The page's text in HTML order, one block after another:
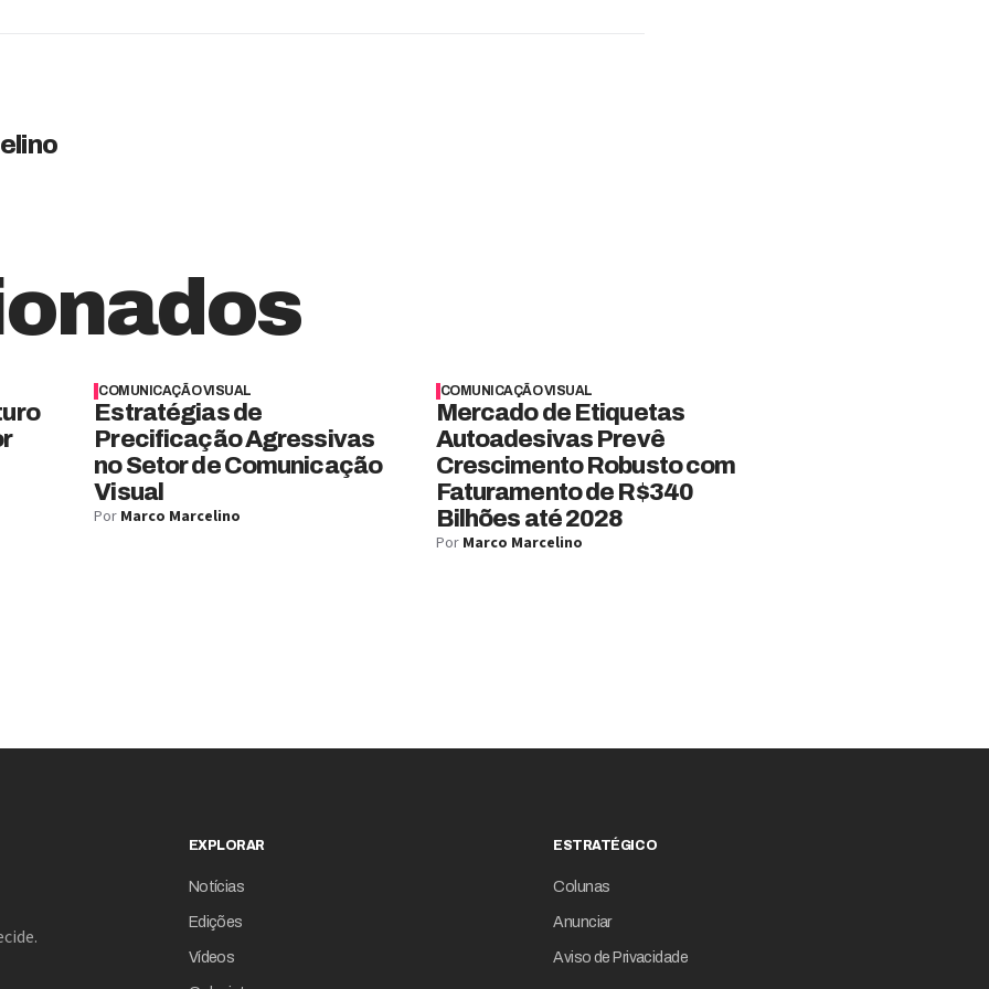
COMUNICAÇÃO VISUAL
Estratégias de
Precificação Agressivas
no Setor de Comunicação
Visual
Por Marco Marcelino
COMUNICAÇÃO VISUAL
Mercado de Etiquetas
Autoadesivas Prevê
Crescimento Robusto com
Faturamento de R$340
Bilhões até 2028
Por Marco Marcelino
EXPLORAR
Notícias
Edições
Vídeos
ESTRATÉGICO
Colunas
Anunciar
Aviso de Privacidade